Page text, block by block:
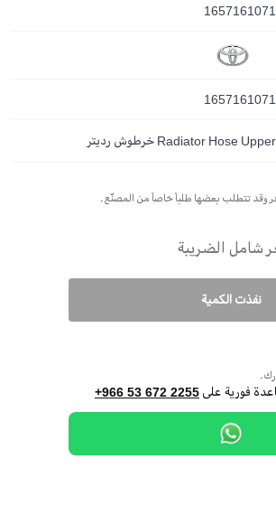
1657161071
1657161071
Radiator Hose Upper خرطوش رديتر
وقد تتطلب بعضها طلباً خاصاً من المصنّع.
شامل الضريبة
نفذت الكمية
فورية على +966 53 672 2255